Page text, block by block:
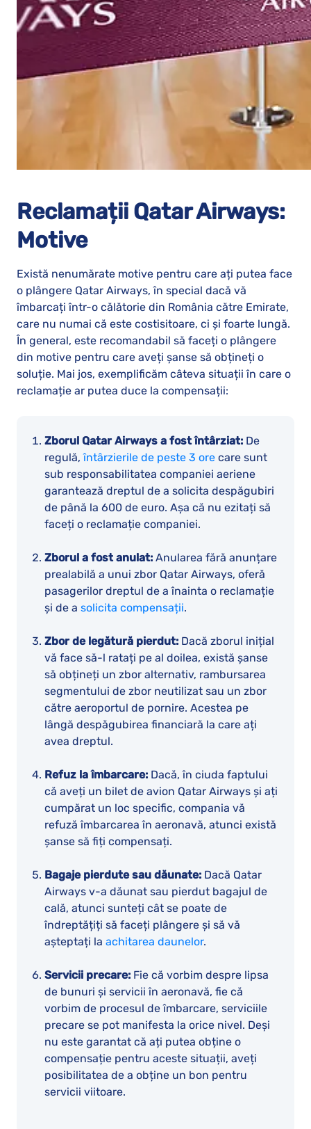
Reclamații Qatar Airways:
Motive
Există nenumărate motive pentru care ați putea face
o plângere Qatar Airways, în special dacă vă
îmbarcați într-o călătorie din România către Emirate,
care nu numai că este costisitoare, ci și foarte lungă.
În general, este recomandabil să faceți o plângere
din motive pentru care aveți șanse să obțineți o
soluție. Mai jos, exemplificăm câteva situații în care o
reclamație ar putea duce la compensații:
Zborul Qatar Airways a fost întârziat: De
regulă,întârzierile de peste 3 ore care sunt
sub responsabilitatea companiei aeriene
garantează dreptul de a solicita despăgubiri
de până la 600 de euro. Așa că nu ezitați să
faceți o reclamație companiei.
Zborul a fost anulat: Anularea fără anunțare
prealabilă a unui zbor Qatar Airways, oferă
pasagerilor dreptul de a înainta o reclamație
și de a solicita compensații.
Zbor de legătură pierdut: Dacă zborul inițial
vă face să-l ratați pe al doilea, există șanse
să obțineți un zbor alternativ, rambursarea
segmentului de zbor neutilizat sau un zbor
către aeroportul de pornire. Acestea pe
lângă despăgubirea financiară la care ați
avea dreptul.
Refuz la îmbarcare: Dacă, în ciuda faptului
că aveți un bilet de avion Qatar Airways și ați
cumpărat un loc specific, compania vă
refuză îmbarcarea în aeronavă, atunci există
șanse să fiți compensați.
Bagaje pierdute sau dăunate: Dacă Qatar
Airways v-a dăunat sau pierdut bagajul de
cală, atunci sunteți cât se poate de
îndreptățiți să faceți plângere și să vă
așteptați la achitarea daunelor.
Servicii precare: Fie că vorbim despre lipsa
de bunuri și servicii în aeronavă, fie că
vorbim de procesul de îmbarcare, serviciile
precare se pot manifesta la orice nivel. Deși
nu este garantat că ați putea obține o
compensație pentru aceste situații, aveți
posibilitatea de a obține un bon pentru
servicii viitoare.